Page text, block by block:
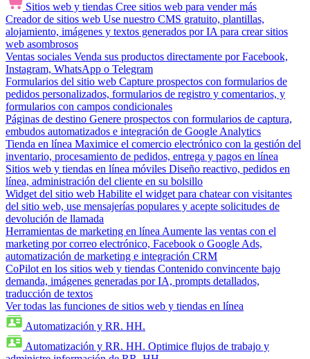
Sitios web y tiendas Cree sitios web para vender más
Creador de sitios web Use nuestro CMS gratuito, plantillas,
alojamiento, imágenes y textos generados por IA para crear sitios
web asombrosos
Ventas sociales Venda sus productos directamente por Facebook,
Instagram, WhatsApp o Telegram
Formularios del sitio web Capture prospectos con formularios de
pedidos personalizados, formularios de registro y comentarios, y
formularios con campos condicionales
Páginas de destino Genere prospectos con formularios de captura,
embudos automatizados e integración de Google Analytics
Tienda en línea Maximice el comercio electrónico con la gestión del
inventario, procesamiento de pedidos, entrega y pagos en línea
Sitios web y tiendas en línea móviles Diseño reactivo, pedidos en
línea, administración del cliente en su bolsillo
Widget del sitio web Habilite el widget para chatear con visitantes
del sitio web, use mensajerías populares y acepte solicitudes de
devolución de llamada
Herramientas de marketing en línea Aumente las ventas con el
marketing por correo electrónico, Facebook o Google Ads,
automatización de marketing e integración CRM
CoPilot en los sitios web y tiendas Contenido convincente bajo
demanda, imágenes generadas por IA, prompts detallados,
traducción de textos
Ver todas las funciones de sitios web y tiendas en línea
Automatización y RR. HH.
Automatización y RR. HH. Optimice flujos de trabajo y